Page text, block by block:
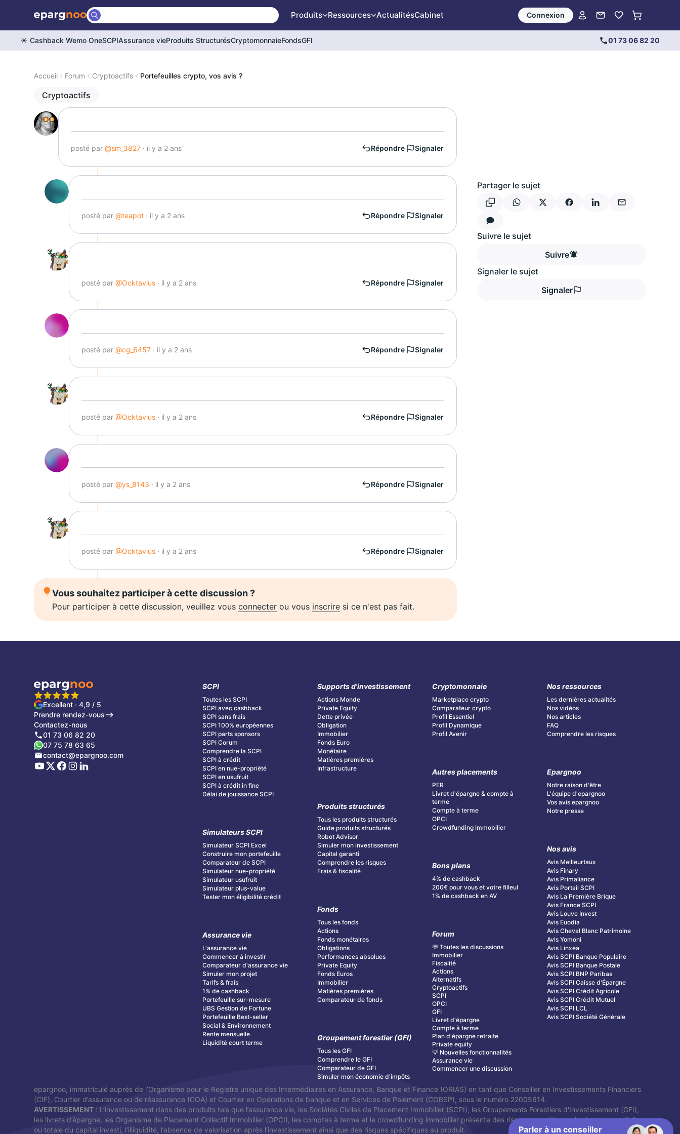
Produits Ressources ActualitésCabinet Connexion
☀️ Cashback Wemo OneSCPIAssurance vieProduits StructurésCryptomonnaieFondsGFI 01 73 06 82 20
Accueil Forum Cryptoactifs Portefeuilles crypto, vos avis ?
Cryptoactifs
posté par@sm_3827 · il y a 2 ans Répondre Signaler
posté par@teapot · il y a 2 ans Répondre Signaler
posté par@Ocktavius · il y a 2 ans Répondre Signaler
posté par@cg_6457 · il y a 2 ans Répondre Signaler
posté par@Ocktavius · il y a 2 ans Répondre Signaler
posté par@ys_8143 · il y a 2 ans Répondre Signaler
posté par@Ocktavius · il y a 2 ans Répondre Signaler
Vous souhaitez participer à cette discussion ?
Pour participer à cette discussion, veuillez vousconnecter ou vous inscrire si ce n'est pas fait.
Partager le sujet
Suivre le sujet
Suivre
Signaler le sujet
Signaler
Excellent · 4,9 / 5
Prendre rendez-vous
Contactez-nous
01 73 06 82 20
07 75 78 63 65
contact@epargnoo.com
SCPI
Toutes les SCPI
SCPI avec cashback
SCPI sans frais
SCPI 100% européennes
SCPI parts sponsors
SCPI Corum
Comprendre la SCPI
SCPI à crédit
SCPI en nue-propriété
SCPI en usufruit
SCPI à crédit in fine
Délai de jouissance SCPI
Simulateurs SCPI
Simulateur SCPI Excel
Construire mon portefeuille
Comparateur de SCPI
Simulateur nue-propriété
Simulateur usufruit
Simulateur plus-value
Tester mon éligibilité crédit
Assurance vie
L'assurance vie
Commencer à investir
Comparateur d'assurance vie
Simuler mon projet
Tarifs & frais
1% de cashback
Portefeuille sur-mesure
UBS Gestion de Fortune
Portefeuille Best-seller
Social & Environnement
Rente mensuelle
Liquidité court terme
Supports d'investissement
Actions Monde
Private Equity
Dette privée
Obligation
Immobilier
Fonds Euro
Monétaire
Matières premières
Infrastructure
Produits structurés
Tous les produits structurés
Guide produits structurés
Robot Advisor
Simuler mon investissement
Capital garanti
Comprendre les risques
Frais & fiscalité
Fonds
Tous les fonds
Actions
Fonds monétaires
Obligations
Performances absolues
Private Equity
Fonds Euros
Immobilier
Matières premières
Comparateur de fonds
Groupement forestier (GFI)
Tous les GFI
Comprendre le GFI
Comparateur de GFI
Simuler mon économie d'impôts
Cryptomonnaie
Marketplace crypto
Comparateur crypto
Profil Essentiel
Profil Dynamique
Profil Avenir
Autres placements
PER
Livret d'épargne & compte à
terme
Compte à terme
OPCI
Crowdfunding immobilier
Bons plans
4% de cashback
200€ pour vous et votre filleul
1% de cashback en AV
Forum
💬 Toutes les discussions
Immobilier
Fiscalité
Actions
Alternatifs
Cryptoactifs
SCPI
OPCI
GFI
Livret d'épargne
Compte à terme
Plan d'épargne retraite
Private equity
💡 Nouvelles fonctionnalités
Assurance vie
Commencer une discussion
Nos ressources
Les dernières actualités
Nos vidéos
Nos articles
FAQ
Comprendre les risques
Epargnoo
Notre raison d'être
L'équipe d'epargnoo
Vos avis epargnoo
Notre presse
Nos avis
Avis Meilleurtaux
Avis Finary
Avis Primaliance
Avis Portail SCPI
Avis La Première Brique
Avis France SCPI
Avis Louve Invest
Avis Euodia
Avis Cheval Blanc Patrimoine
Avis Yomoni
Avis Linxea
Avis SCPI Banque Populaire
Avis SCPI Banque Postale
Avis SCPI BNP Paribas
Avis SCPI Caisse d'Épargne
Avis SCPI Crédit Agricole
Avis SCPI Crédit Mutuel
Avis SCPI LCL
Avis SCPI Société Générale
epargnoo, immatriculé auprès de l’Organisme pour le Registre unique des Intermédiaires en Assurance, Banque et Finance (ORIAS) en tant que Conseiller en Investissements Financiers
(CIF), Courtier d’assurance ou de réassurance (COA) et Courtier en Opérations de banque et en Services de Paiement (COBSP), sous le numéro 22005614.
AVERTISSEMENT : L’investissement dans des produits tels que l’assurance vie, les Sociétés Civiles de Placement Immobilier (SCPI), les Groupements Forestiers d'Investissement (GFI),
les livrets d’épargne, les Organisme de Placement Collectif Immobilier (OPCI), les comptes à terme et le crowdfunding immobilier présente des risques parmi lesquels : la perte partielle
ou totale du capital investi, l’illiquidité, l’absence de valorisation après l’investissement ainsi que des risques spécifiques au produit.
Parler à un conseiller